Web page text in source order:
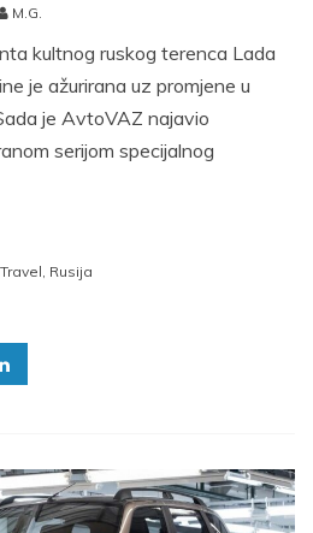
M.G.
kultnog ruskog terenca Lada
je ažurirana uz promjene u
je AvtoVAZ najavio
serijom specijalnog
, Rusija